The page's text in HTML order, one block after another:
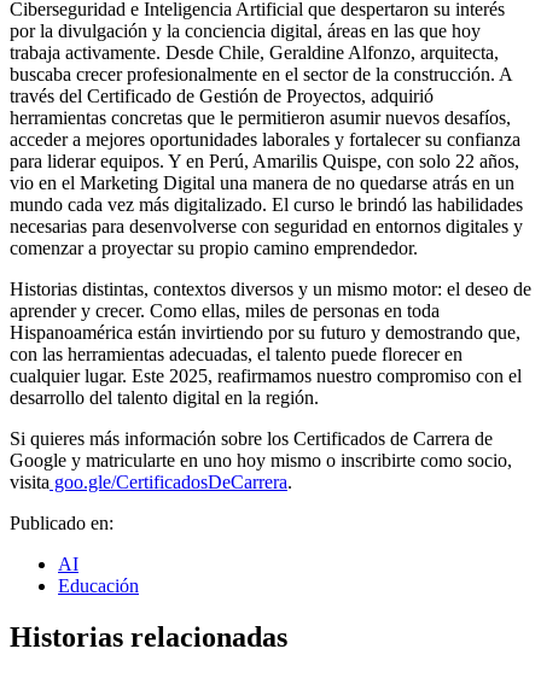
Ciberseguridad e Inteligencia Artificial que despertaron su interés
por la divulgación y la conciencia digital, áreas en las que hoy
trabaja activamente. Desde Chile, Geraldine Alfonzo, arquitecta,
buscaba crecer profesionalmente en el sector de la construcción. A
través del Certificado de Gestión de Proyectos, adquirió
herramientas concretas que le permitieron asumir nuevos desafíos,
acceder a mejores oportunidades laborales y fortalecer su confianza
para liderar equipos. Y en Perú, Amarilis Quispe, con solo 22 años,
vio en el Marketing Digital una manera de no quedarse atrás en un
mundo cada vez más digitalizado. El curso le brindó las habilidades
necesarias para desenvolverse con seguridad en entornos digitales y
comenzar a proyectar su propio camino emprendedor.
Historias distintas, contextos diversos y un mismo motor: el deseo de
aprender y crecer. Como ellas, miles de personas en toda
Hispanoamérica están invirtiendo por su futuro y demostrando que,
con las herramientas adecuadas, el talento puede florecer en
cualquier lugar. Este 2025, reafirmamos nuestro compromiso con el
desarrollo del talento digital en la región.
Si quieres más información sobre los Certificados de Carrera de
Google y matricularte en uno hoy mismo o inscribirte como socio,
visita goo.gle/CertificadosDeCarrera.
Publicado en:
AI
Educación
Historias relacionadas